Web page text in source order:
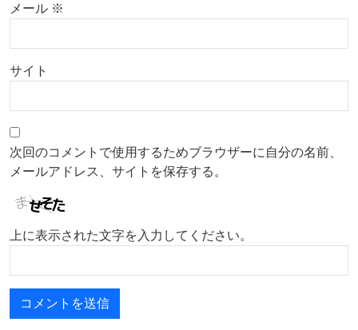
メール ※
サイト
次回のコメントで使用するためブラウザーに自分の名前、
メールアドレス、サイトを保存する。
上に表示された文字を入力してください。